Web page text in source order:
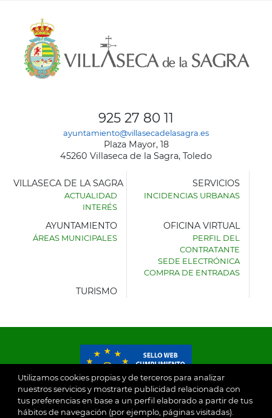
Utilizamos cookies propias y de terceros para analizar
nuestros servicios y mostrarte publicidad relacionada con
tus preferencias en base a un perfil elaborado a partir de tus
hábitos de navegación (por ejemplo, páginas visitadas).
925 27 80 11
ayuntamiento@villasecadelasagra.es
Plaza Mayor, 18
45260 Villaseca de la Sagra, Toledo
AYUNTAMIENTO
VILLASECA DE LA SAGRA
ACTUALIDAD
INTERÉS
SERVICIOS
INCIDENCIAS URBANAS
AYUNTAMIENTO
ÁREAS MUNICIPALES
OFICINA VIRTUAL
PERFIL DEL
CONTRATANTE
SEDE ELECTRÓNICA
COMPRA DE ENTRADAS
TURISMO
© 2026